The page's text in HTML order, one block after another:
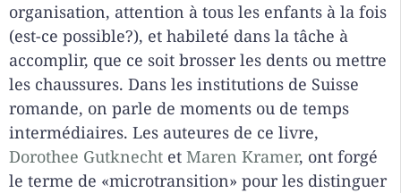
organisation, attention à tous les enfants à la fois
(est-ce possible?), et habileté dans la tâche à
accomplir, que ce soit brosser les dents ou mettre
les chaussures. Dans les institutions de Suisse
romande, on parle de moments ou de temps
intermédiaires. Les auteures de ce livre,
Dorothee Gutknecht et Maren Kramer, ont forgé
le terme de «microtransition» pour les distinguer